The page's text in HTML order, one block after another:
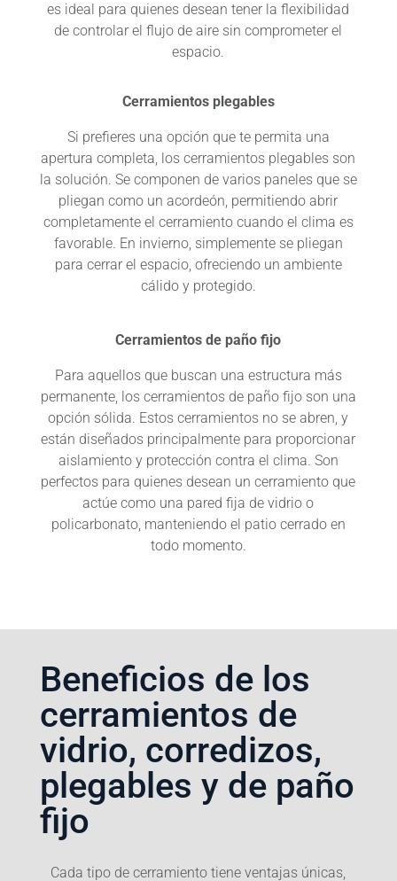
es ideal para quienes desean tener la flexibilidad
de controlar el flujo de aire sin comprometer el
espacio.
Cerramientos plegables
Si prefieres una opción que te permita una
apertura completa, los cerramientos plegables son
la solución. Se componen de varios paneles que se
pliegan como un acordeón, permitiendo abrir
completamente el cerramiento cuando el clima es
favorable. En invierno, simplemente se pliegan
para cerrar el espacio, ofreciendo un ambiente
cálido y protegido.
Cerramientos de paño fijo
Para aquellos que buscan una estructura más
permanente, los cerramientos de paño fijo son una
opción sólida. Estos cerramientos no se abren, y
están diseñados principalmente para proporcionar
aislamiento y protección contra el clima. Son
perfectos para quienes desean un cerramiento que
actúe como una pared fija de vidrio o
policarbonato, manteniendo el patio cerrado en
todo momento.
Beneficios de los
cerramientos de
vidrio, corredizos,
plegables y de paño
fijo
Cada tipo de cerramiento tiene ventajas únicas,